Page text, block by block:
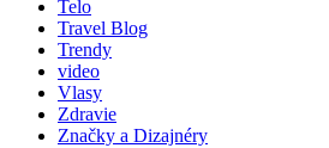
Telo
Travel Blog
Trendy
video
Vlasy
Zdravie
Značky a Dizajnéry